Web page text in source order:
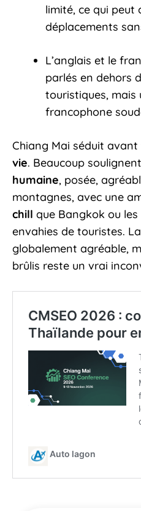
limité, ce qui peut
déplacements
​L’anglais et le
parlés en dehors
touristiques, mais
francophone
Chiang Mai séduit
vie. Beaucoup
humaine, posée,
montagnes, avec une
chill que Bangkok ou
envahies de touristes.
globalement agréable,
brûlis reste un vrai